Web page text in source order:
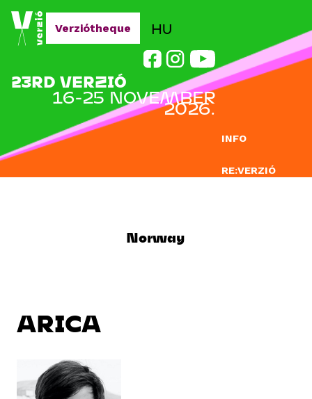
Jump to navigation
INFO
RE:VERZIÓ
HU
23RD VERZIÓ
16-25 NOVEMBER
2026.
Verziótheque
Norway
ARICA